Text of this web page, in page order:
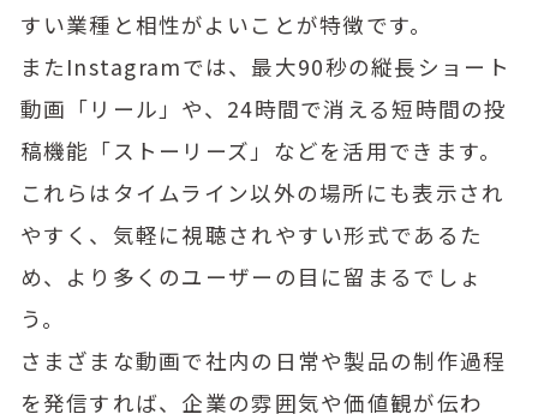
すい業種と相性がよいことが特徴です。
またInstagramでは、最大90秒の縦長ショート
動画「リール」や、24時間で消える短時間の投
稿機能「ストーリーズ」などを活用できます。
これらはタイムライン以外の場所にも表示され
やすく、気軽に視聴されやすい形式であるた
め、より多くのユーザーの目に留まるでしょ
う。
さまざまな動画で社内の日常や製品の制作過程
を発信すれば、企業の雰囲気や価値観が伝わ